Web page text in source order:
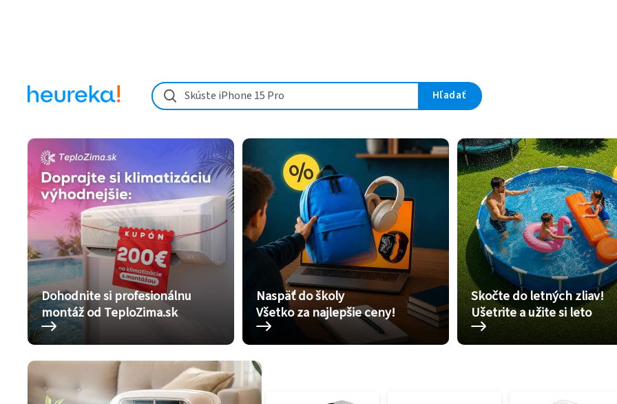
Skúste iPhone 15 Pro Hľadať
Dohodnite si profesionálnu
montáž od TeploZima.sk
Naspäť do školy
Všetko za najlepšie ceny!
Skočte do letných zliav!
Ušetrite a užite si leto